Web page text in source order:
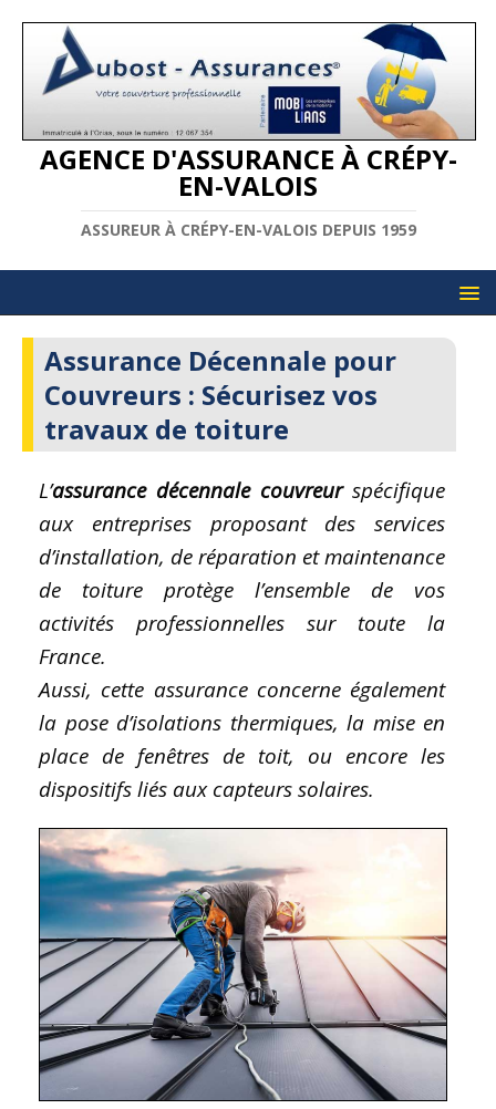
AGENCE D'ASSURANCE À CRÉPY-
EN-VALOIS
ASSUREUR À CRÉPY-EN-VALOIS DEPUIS 1959
Assurance Décennale pour
Couvreurs : Sécurisez vos
travaux de toiture
L’assurance décennale couvreurspécifique
aux entreprises proposant des services
d’installation, de réparation et maintenance
de toiture protège l’ensemble de vos
activités professionnelles sur toute la
France.
Aussi, cette assurance concerne également
la pose d’isolations thermiques, la mise en
place de fenêtres de toit, ou encore les
dispositifs liés aux capteurs solaires.